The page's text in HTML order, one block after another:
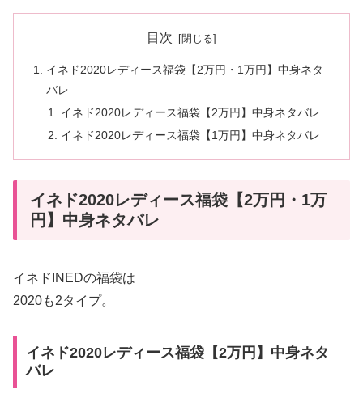
目次
イネド2020レディース福袋【2万円・1万円】中身ネタ
バレ
イネド2020レディース福袋【2万円】中身ネタバレ
イネド2020レディース福袋【1万円】中身ネタバレ
イネド2020レディース福袋【2万円・1万
円】中身ネタバレ
イネドINEDの福袋は
2020も2タイプ。
イネド2020レディース福袋【2万円】中身ネタ
バレ